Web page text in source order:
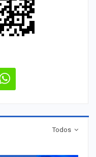
Todos